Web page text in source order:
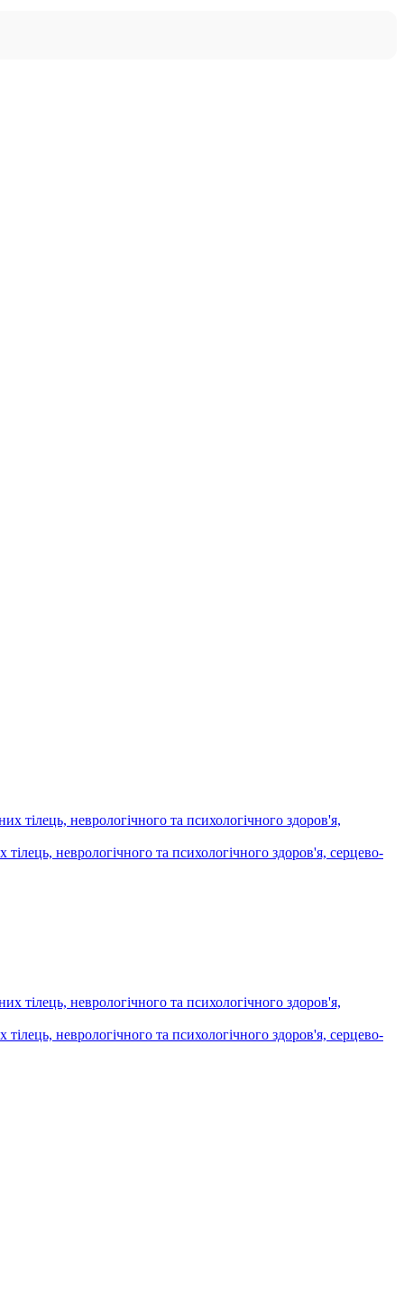
неврологічного та психологічного здоров'я, серцево-
неврологічного та психологічного здоров'я, серцево-